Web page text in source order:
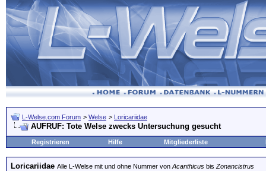
L-Welse.com Forum > Welse > Loricariidae
AUFRUF: Tote Welse zwecks Untersuchung gesucht
Registrieren Hilfe Mitgliederliste
Loricariidae Alle L-Welse mit und ohne Nummer von Acanthicus bis Zonancistrus